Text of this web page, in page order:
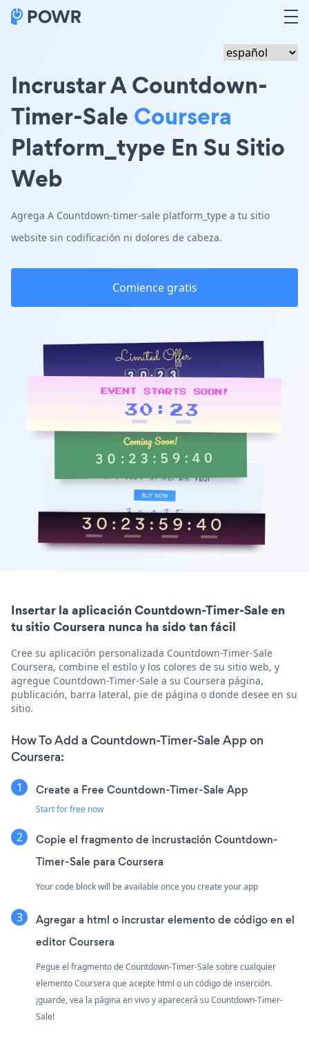
Incrustar A Countdown-
Timer-Sale Coursera
Platform_type En Su Sitio
Web
Agrega A Countdown-timer-sale platform_type a tu sitio
website sin codificación ni dolores de cabeza.
Comience gratis
Insertar la aplicación Countdown-Timer-Sale en
tu sitio Coursera nunca ha sido tan fácil
Cree su aplicación personalizada Countdown-Timer-Sale
Coursera, combine el estilo y los colores de su sitio web, y
agregue Countdown-Timer-Sale a su Coursera página,
publicación, barra lateral, pie de página o donde desee en su
sitio.
How To Add a Countdown-Timer-Sale App on
Coursera:
Create a Free Countdown-Timer-Sale App
Start for free now
Copie el fragmento de incrustación Countdown-
Timer-Sale para Coursera
Your code block will be available once you create your app
Agregar a html o incrustar elemento de código en el
editor Coursera
Pegue el fragmento de Countdown-Timer-Sale sobre cualquier
elemento Coursera que acepte html o un código de inserción.
¡guarde, vea la página en vivo y aparecerá su Countdown-Timer-
Sale!